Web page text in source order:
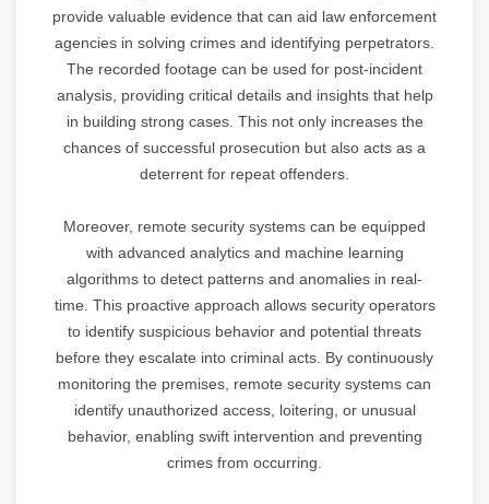
provide valuable evidence that can aid law enforcement
agencies in solving crimes and identifying perpetrators.
The recorded footage can be used for post-incident
analysis, providing critical details and insights that help
in building strong cases. This not only increases the
chances of successful prosecution but also acts as a
deterrent for repeat offenders.
Moreover, remote security systems can be equipped
with advanced analytics and machine learning
algorithms to detect patterns and anomalies in real-
time. This proactive approach allows security operators
to identify suspicious behavior and potential threats
before they escalate into criminal acts. By continuously
monitoring the premises, remote security systems can
identify unauthorized access, loitering, or unusual
behavior, enabling swift intervention and preventing
crimes from occurring.